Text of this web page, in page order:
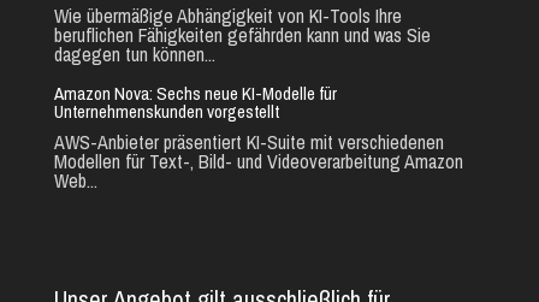
Wie übermäßige Abhängigkeit von KI-Tools Ihre
beruflichen Fähigkeiten gefährden kann und was Sie
dagegen tun können...
Amazon Nova: Sechs neue KI-Modelle für
Unternehmenskunden vorgestellt
AWS-Anbieter präsentiert KI-Suite mit verschiedenen
Modellen für Text-, Bild- und Videoverarbeitung Amazon
Web...